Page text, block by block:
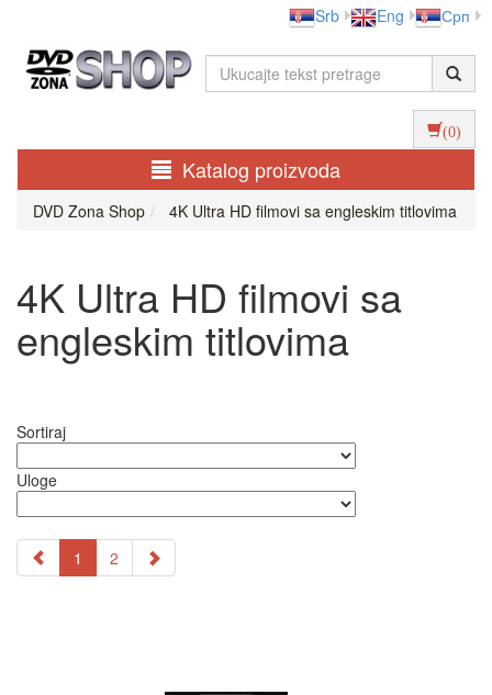
Srb Eng Срп
(0)
Katalog proizvoda
DVD Zona Shop 4K Ultra HD filmovi sa engleskim titlovima
4K Ultra HD filmovi sa
engleskim titlovima
Sortiraj
Uloge
1 2